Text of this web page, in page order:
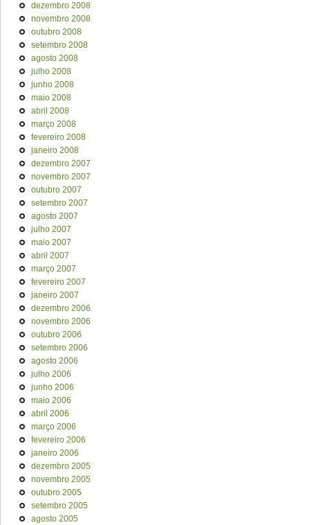
dezembro 2008
novembro 2008
outubro 2008
setembro 2008
agosto 2008
julho 2008
junho 2008
maio 2008
abril 2008
março 2008
fevereiro 2008
janeiro 2008
dezembro 2007
novembro 2007
outubro 2007
setembro 2007
agosto 2007
julho 2007
maio 2007
abril 2007
março 2007
fevereiro 2007
janeiro 2007
dezembro 2006
novembro 2006
outubro 2006
setembro 2006
agosto 2006
julho 2006
junho 2006
maio 2006
abril 2006
março 2006
fevereiro 2006
janeiro 2006
dezembro 2005
novembro 2005
outubro 2005
setembro 2005
agosto 2005